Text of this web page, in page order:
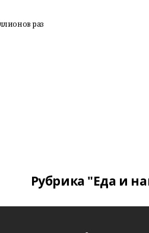
раз
Рубрика "Еда и